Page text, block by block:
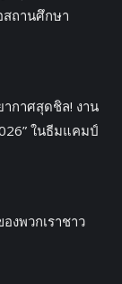
ถานศึกษา
กาศสุดชิล! งาน
ในธีมแคมป์
งพวกเราชาว